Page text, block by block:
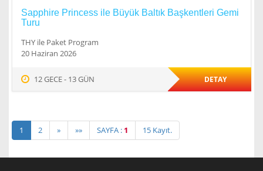
Sapphire Princess ile Büyük Baltık Başkentleri Gemi
Turu
THY ile Paket Program
20 Haziran 2026
12 GECE - 13 GÜN DETAY
1 2 » »» SAYFA : 1 15 Kayıt.